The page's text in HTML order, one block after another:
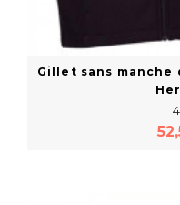
Gillet sans manche